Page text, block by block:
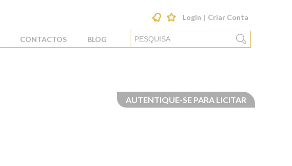
Login Criar Conta
CONTACTOS BLOG
AUTENTIQUE-SE PARA LICITAR